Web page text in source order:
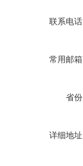
联系电
常用邮
省
详细地